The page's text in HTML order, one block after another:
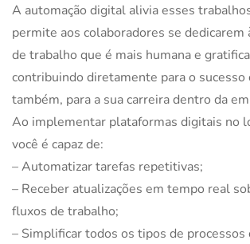
A automação digital alivia esses
permite aos colaboradores se dedicarem
de trabalho que é mais humana e
contribuindo diretamente para o sucesso
também, para a sua carreira dentro da
Ao implementar plataformas digitais no
você é capaz de:
– Automatizar tarefas repetitivas;
– Receber atualizações em tempo real
fluxos de trabalho;
– Simplificar todos os tipos de processos